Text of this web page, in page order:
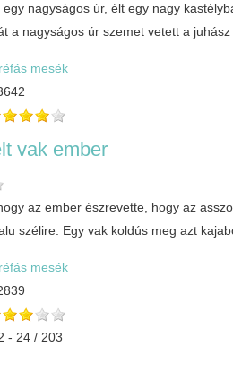
nagyságos úr, élt egy nagy
a nagyságos úr szemet vetett a
mesék
vak ember
az ember észrevette, hogy az
szélire. Egy vak koldús meg azt
mesék
- 24 / 203